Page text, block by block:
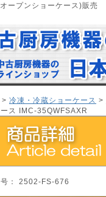
ープンショーケース)販売
> 冷凍・冷蔵ショーケース >
ース IMC-35QWFSAXR
： 2502-FS-676